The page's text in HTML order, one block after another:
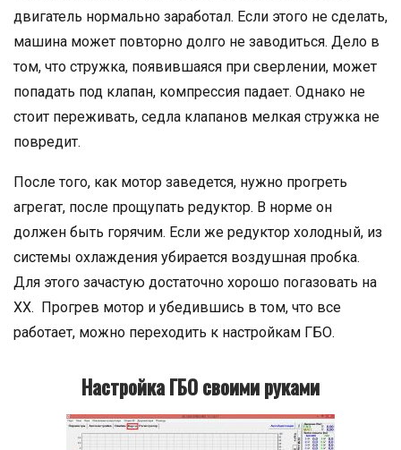
двигатель нормально заработал. Если этого не сделать,
машина может повторно долго не заводиться. Дело в
том, что стружка, появившаяся при сверлении, может
попадать под клапан, компрессия падает. Однако не
стоит переживать, седла клапанов мелкая стружка не
повредит.
После того, как мотор заведется, нужно прогреть
агрегат, после прощупать редуктор. В норме он
должен быть горячим. Если же редуктор холодный, из
системы охлаждения убирается воздушная пробка.
Для этого зачастую достаточно хорошо погазовать на
ХХ. Прогрев мотор и убедившись в том, что все
работает, можно переходить к настройкам ГБО.
Настройка ГБО своими руками